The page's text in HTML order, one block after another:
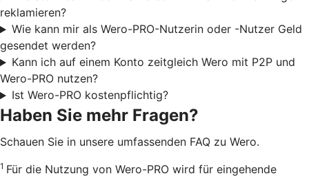
reklamieren?
Wie kann mir als Wero-PRO-Nutzerin oder -Nutzer Geld
gesendet werden?
Kann ich auf einem Konto zeitgleich Wero mit P2P und
Wero-PRO nutzen?
Ist Wero-PRO kostenpflichtig?
Haben Sie mehr Fragen?
Schauen Sie in unsere umfassenden FAQ zu Wero.
1 Für die Nutzung von Wero-PRO wird für eingehende